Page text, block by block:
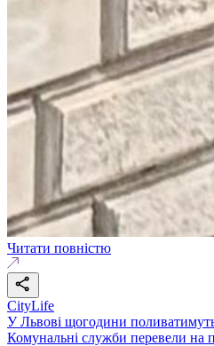
Читати повністю
CityLife
У Львові щогодини
Комунальні служби перевели на